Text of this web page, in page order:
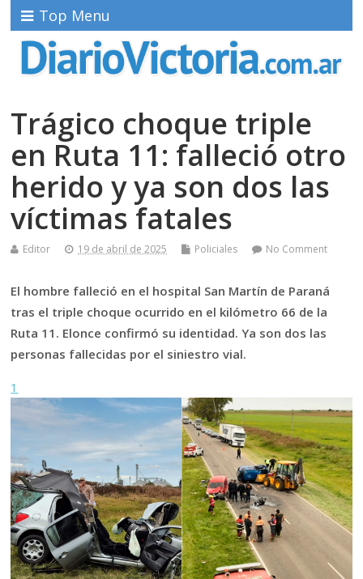
Top Menu
Trágico choque triple
en Ruta 11: falleció otro
herido y ya son dos las
víctimas fatales
Editor 19 de abril de 2025 Policiales No Comment
El hombre falleció en el hospital San Martín de Paraná
tras el triple choque ocurrido en el kilómetro 66 de la
Ruta 11. Elonce confirmó su identidad. Ya son dos las
personas fallecidas por el siniestro vial.
1